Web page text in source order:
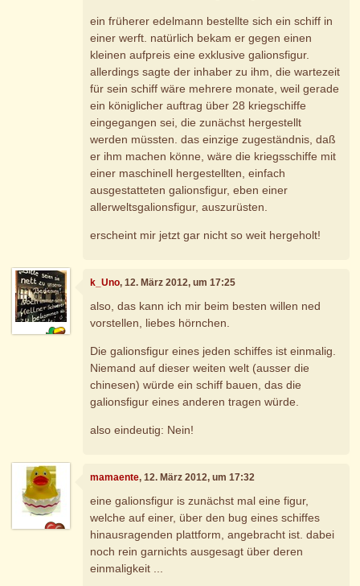
ein früherer edelmann bestellte sich ein schiff in
einer werft. natürlich bekam er gegen einen
kleinen aufpreis eine exklusive galionsfigur.
allerdings sagte der inhaber zu ihm, die wartezeit
für sein schiff wäre mehrere monate, weil gerade
ein königlicher auftrag über 28 kriegschiffe
eingegangen sei, die zunächst hergestellt
werden müssten. das einzige zugeständnis, daß
er ihm machen könne, wäre die kriegsschiffe mit
einer maschinell hergestellten, einfach
ausgestatteten galionsfigur, eben einer
allerweltsgalionsfigur, auszurüsten.
erscheint mir jetzt gar nicht so weit hergeholt!
k_Uno, 12. März 2012, um 17:25
also, das kann ich mir beim besten willen ned
vorstellen, liebes hörnchen.
Die galionsfigur eines jeden schiffes ist einmalig.
Niemand auf dieser weiten welt (ausser die
chinesen) würde ein schiff bauen, das die
galionsfigur eines anderen tragen würde.
also eindeutig: Nein!
mamaente, 12. März 2012, um 17:32
eine galionsfigur is zunächst mal eine figur,
welche auf einer, über den bug eines schiffes
hinausragenden plattform, angebracht ist. dabei
noch rein garnichts ausgesagt über deren
einmaligkeit ...